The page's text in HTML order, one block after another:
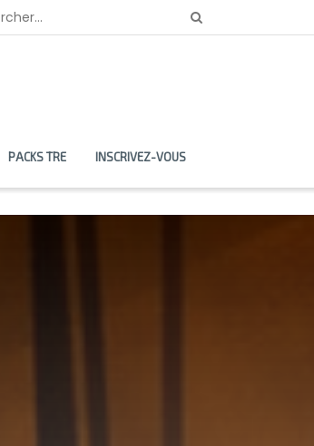
PACKS TRE INSCRIVEZ-VOUS